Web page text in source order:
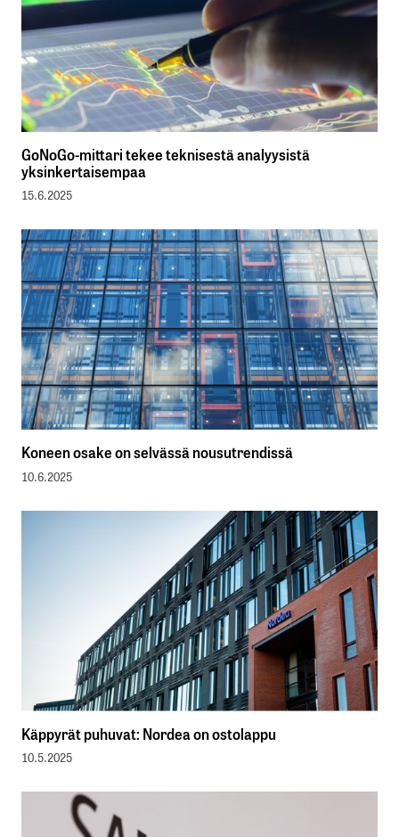
GoNoGo-mittari tekee teknisestä analyysistä
yksinkertaisempaa
15.6.2025
Koneen osake on selvässä nousutrendissä
10.6.2025
Käppyrät puhuvat: Nordea on ostolappu
10.5.2025